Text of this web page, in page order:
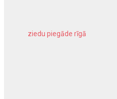
ziedu piegāde rīgā